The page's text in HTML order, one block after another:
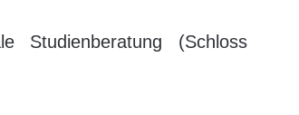
Studienberatung (Schloss